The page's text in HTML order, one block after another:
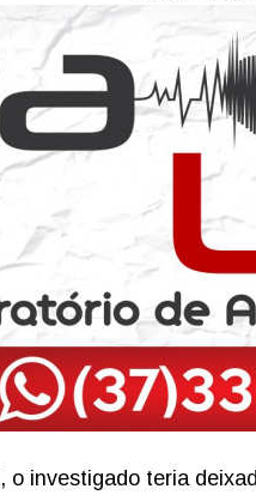
o investigado teria